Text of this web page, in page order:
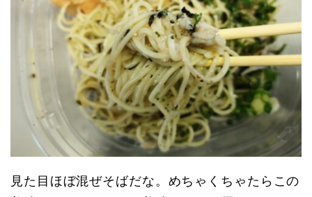
見た目ほぼ混ぜそばだな。めちゃくちゃたらこの